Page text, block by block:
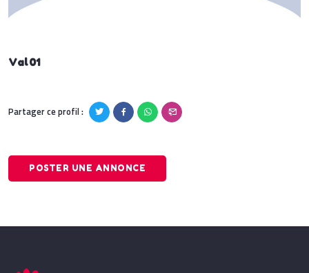
Val01
Partager ce profil :
POSTER UNE ANNONCE